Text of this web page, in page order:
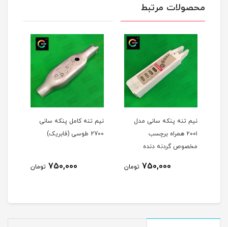
محصولات مرتبط
پنکه سانی مدل
همراه برچسب
گردنه دنده
نیم تنه کامل پنکه سانی
2700 طوسی (فابریک)
750,000
نیم تنه پنکه سانی
سفید(فابریک)
750,000